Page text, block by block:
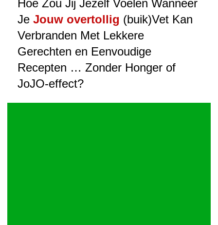
Hoe Zou Jij Jezelf Voelen Wanneer
Je Jouw overtollig (buik)Vet Kan
Verbranden Met Lekkere
Gerechten en Eenvoudige
Recepten … Zonder Honger of
JoJO-effect?